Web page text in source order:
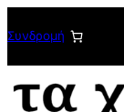
στο
περιεχόμενο
Συνδρομή